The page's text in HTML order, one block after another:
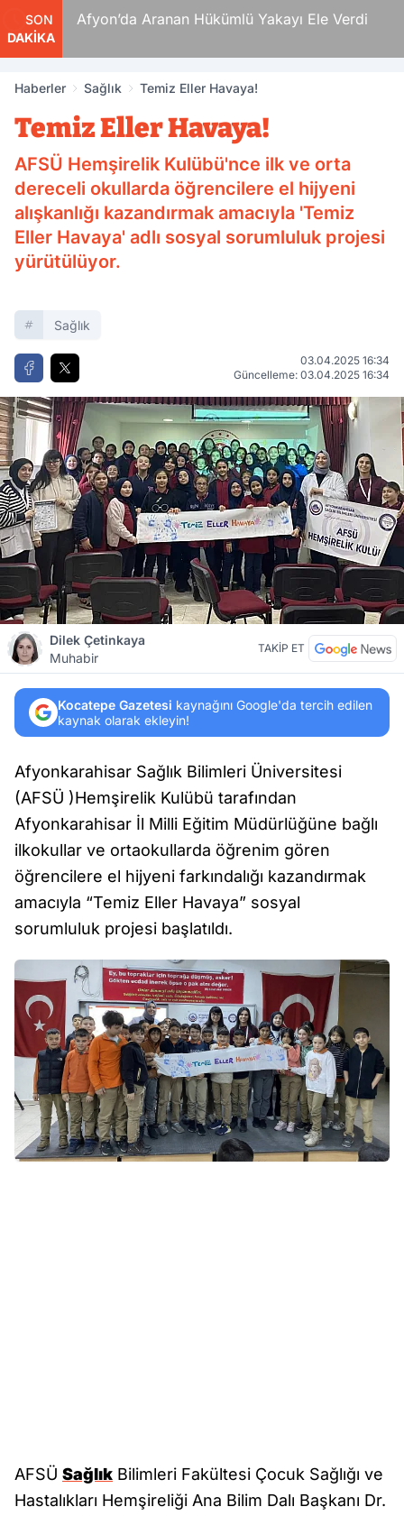
SON
DAKİKA
Afyon’da Aranan Hükümlü Yakayı Ele Verdi
Haberler Sağlık Temiz Eller Havaya!
Temiz Eller Havaya!
AFSÜ Hemşirelik Kulübü'nce ilk ve orta
dereceli okullarda öğrencilere el hijyeni
alışkanlığı kazandırmak amacıyla 'Temiz
Eller Havaya' adlı sosyal sorumluluk projesi
yürütülüyor.
Sağlık
03.04.2025 16:34
Güncelleme: 03.04.2025 16:34
Dilek Çetinkaya
Muhabir
TAKİP ET
Kocatepe Gazetesi kaynağını Google'da tercih edilen
kaynak olarak ekleyin!
Afyonkarahisar Sağlık Bilimleri Üniversitesi
(AFSÜ )Hemşirelik Kulübü tarafından
Afyonkarahisar İl Milli Eğitim Müdürlüğüne bağlı
ilkokullar ve ortaokullarda öğrenim gören
öğrencilere el hijyeni farkındalığı kazandırmak
amacıyla “Temiz Eller Havaya” sosyal
sorumluluk projesi başlatıldı.
AFSÜ Sağlık Bilimleri Fakültesi Çocuk Sağlığı ve
Hastalıkları Hemşireliği Ana Bilim Dalı Başkanı Dr.